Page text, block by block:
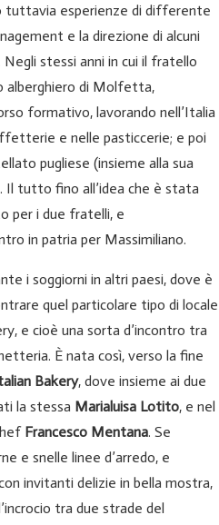
tuttavia esperienze di differente
e la direzione di alcuni
Negli stessi anni in cui il fratello
alberghiero di Molfetta,
formativo, lavorando nell’Italia
e nelle pasticcerie; e poi
pugliese (insieme alla sua
Il tutto fino all’idea che è stata
per i due fratelli, e
in patria per Massimiliano.
i soggiorni in altri paesi, dove è
quel particolare tipo di locale
e cioè una sorta d’incontro tra
È nata così, verso la fine
Bakery, dove insieme ai due
la stessa Marialuisa Lotito, e nel
Francesco Mentana. Se
e snelle linee d’arredo, e
invitanti delizie in bella mostra,
tra due strade del